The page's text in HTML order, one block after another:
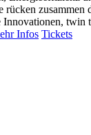
rücken zusammen
Innovationen, twin
Infos Tickets